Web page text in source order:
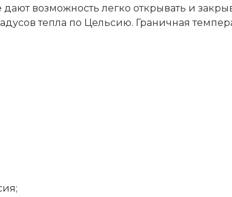
возможность легко открывать и
тепла по Цельсию. Граничная